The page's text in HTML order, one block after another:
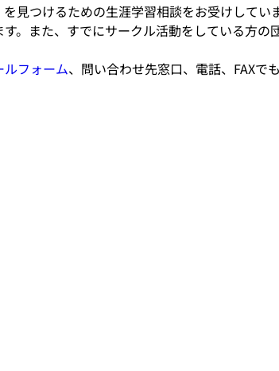
見つけるための生涯学習相談をお受けして
。また、すでにサークル活動をしている方
ルフォーム、問い合わせ先窓口、電話、FAXで